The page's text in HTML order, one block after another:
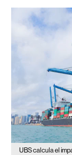
UBS calcula el